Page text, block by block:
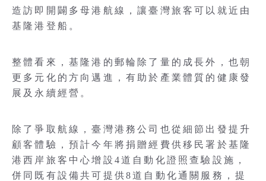
造訪即開闢多母港航線，讓臺灣旅客可以就近由
基隆港登船。
整體看來，基隆港的郵輪除了量的成長外，也朝
更多元化的方向邁進，有助於產業體質的健康發
展及永續經營。
除了爭取航線，臺灣港務公司也從細節出發提升
顧客體驗，預計今年將捐贈經費供移民署於基隆
港西岸旅客中心增設4道自動化證照查驗設施，
併同既有設備共可提供8道自動化通關服務，提